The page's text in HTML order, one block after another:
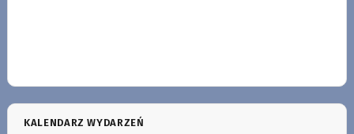
KALENDARZ WYDARZEŃ